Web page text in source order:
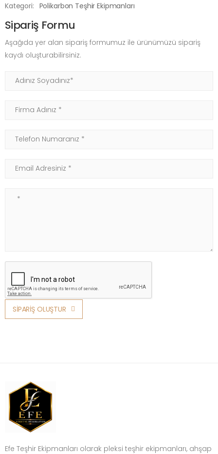
Kategori: Polikarbon Teşhir Ekipmanları
Sipariş Formu
Aşağıda yer alan sipariş formumuz ile ürünümüzü sipariş
kaydı oluşturabilirsiniz.
Adınız Soyadınız
Firma Adınız
Telefon Numaranız
Email Adresiniz
SİPARİŞ OLUŞTUR
Efe Teşhir Ekipmanları olarak pleksi teşhir ekipmanları, ahşap